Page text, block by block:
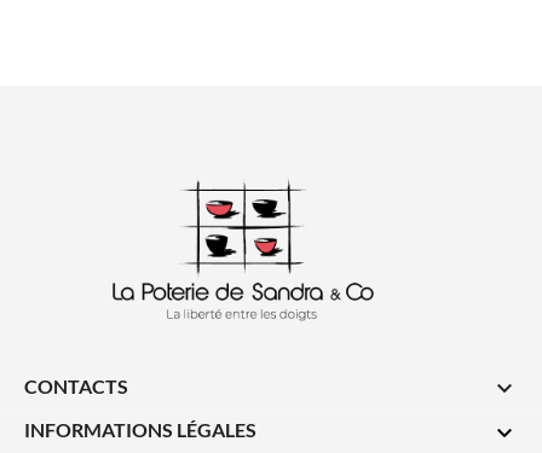
CONTACTS 
INFORMATIONS LÉGALES 